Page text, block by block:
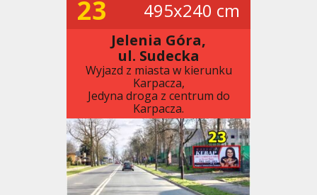
23 495x240 cm
Jelenia Góra,
ul. Sudecka
Wyjazd z miasta w kierunku
Karpacza,
Jedyna droga z centrum do
Karpacza.